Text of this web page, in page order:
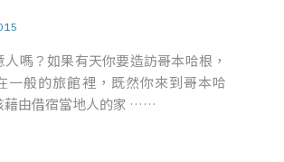
嗎？如果有天你要造訪哥本哈根，
一般的旅館裡，既然你來到哥本哈
藉由借宿當地人的家 ……